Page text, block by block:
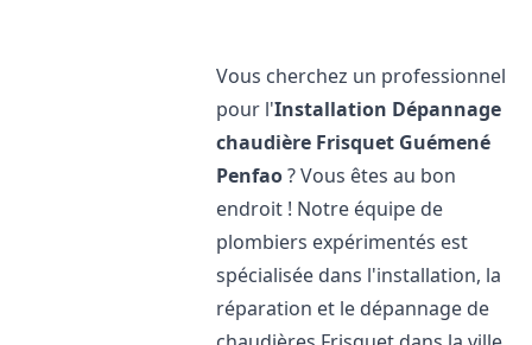
Vous cherchez un professionnel
pour l'Installation Dépannage
chaudière Frisquet Guémené
Penfao? Vous êtes au bon
endroit ! Notre équipe de
plombiers expérimentés est
spécialisée dans l'installation, la
réparation et le dépannage de